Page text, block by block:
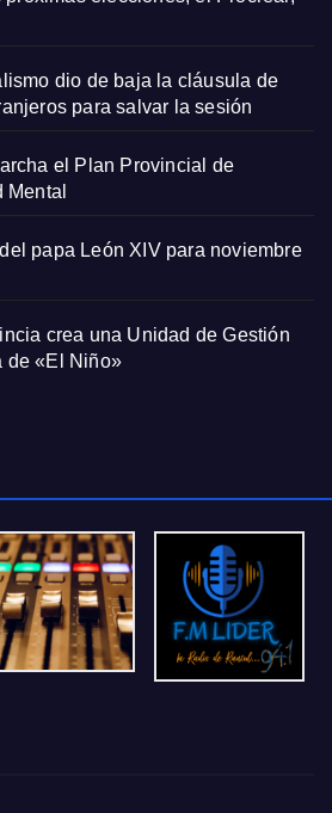
dio de baja la cláusula de
para salvar la sesión
el Plan Provincial de
papa León XIV para noviembre
crea una Unidad de Gestión
de «El Niño»